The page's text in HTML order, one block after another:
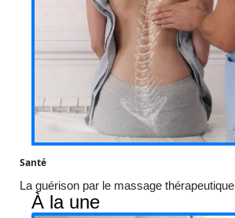
Santé
La guérison par le massage thérapeutique
À la une